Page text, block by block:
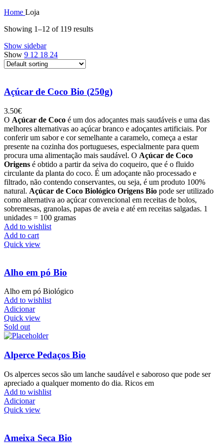
Home Loja
Showing 1–12 of 119 results
Show sidebar
Show 9 12 18 24
Açúcar de Coco Bio (250g)
3.50€
O Açúcar de Coco é um dos adoçantes mais saudáveis e uma das
melhores alternativas ao açúcar branco e adoçantes artificiais. Por
conferir um sabor e cor semelhante a caramelo, começa a estar
presente na cozinha dos portugueses, especialmente para quem
procura uma alimentação mais saudável. O Açúcar de Coco
Origens é obtido a partir da seiva do coqueiro, que é o fluido
circulante da planta do coco. É um adoçante não processado e
filtrado, não contendo conservantes, ou seja, é um produto 100%
natural. Açúcar de Coco Biológico Origens Bio pode ser utilizado
como alternativa ao açúcar convencional em receitas de bolos,
sobremesas, granolas, papas de aveia e até em receitas salgadas. 1
unidades = 100 gramas
Add to wishlist
Add to cart
Quick view
Alho em pó Bio
Alho em pó Biológico
Add to wishlist
Adicionar
Quick view
Sold out
Alperce Pedaços Bio
Os alperces secos são um lanche saudável e saboroso que pode ser
apreciado a qualquer momento do dia. Ricos em
Add to wishlist
Adicionar
Quick view
Ameixa Seca Bio